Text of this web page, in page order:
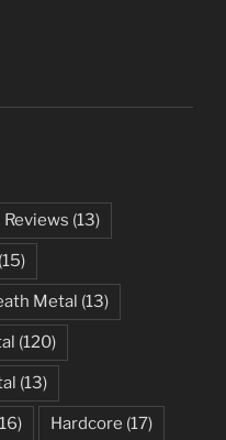
(13)
(15)
Metal (13)
(120)
(13)
Hardcore (17)